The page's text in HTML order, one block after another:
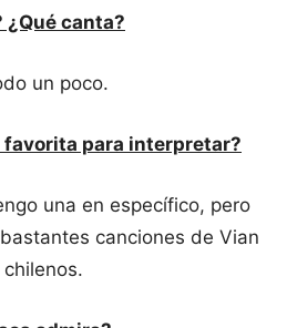
¿Qué canta?
un poco.
favorita para interpretar?
una en específico, pero
canciones de Vian